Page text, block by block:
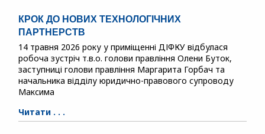
КРОК ДО НОВИХ ТЕХНОЛОГІЧНИХ
ПАРТНЕРСТВ
14 травня 2026 року у приміщенні ДІФКУ відбулася
робоча зустріч т.в.о. голови правління Олени Буток,
заступниці голови правління Маргарита Горбач та
начальника відділу юридично-правового супроводу
Максима
Читати . . .